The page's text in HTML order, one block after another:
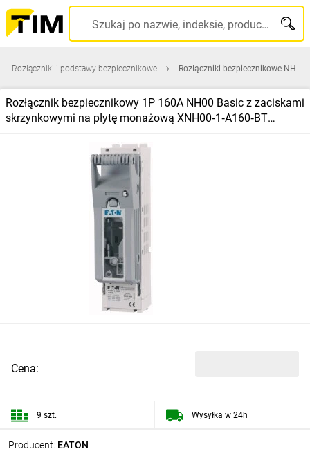
Szukaj po nazwie, indeksie, producencie, kodzie kreskowym...
Rozłączniki i podstawy bezpiecznikowe Rozłączniki bezpiecznikowe NH
Rozłącznik bezpiecznikowy 1P 160A NH00 Basic z zaciskami
skrzynkowymi na płytę monażową XNH00‑1‑A160‑BT
Producent: EATON
Cena:
9 szt. Wysyłka w 24h